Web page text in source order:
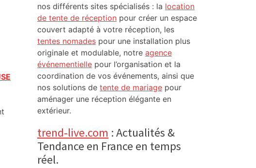
nos différents sites spécialisés : la location
de tente de réception pour créer un espace
couvert adapté à votre réception, les
tentes nomades pour une installation plus
originale et modulable, notre agence
événementielle pour l’organisation et la
coordination de vos événements, ainsi que
nos solutions de tente de mariage pour
aménager une réception élégante en
extérieur.
trend-live.com : Actualités &
Tendance en France en temps
réel.